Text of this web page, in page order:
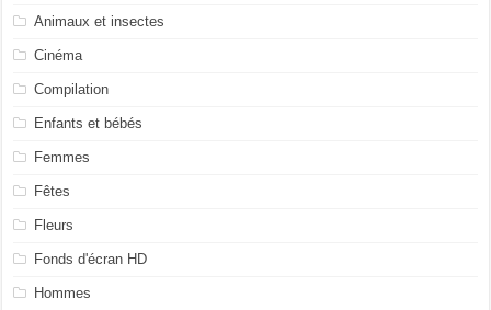
Animaux et insectes
Cinéma
Compilation
Enfants et bébés
Femmes
Fêtes
Fleurs
Fonds d'écran HD
Hommes